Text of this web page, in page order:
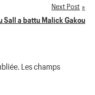
Next Post
Sall a battu Malick Gakou
Les champs